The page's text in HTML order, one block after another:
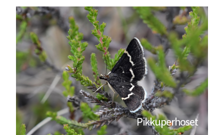
Pikkuperhoset